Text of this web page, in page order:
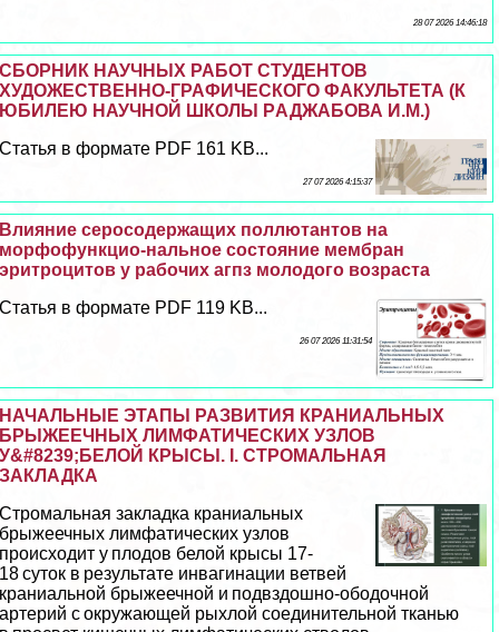
28 07 2026 14:46:18
СБОРНИК НАУЧНЫХ РАБОТ СТУДЕНТОВ
ХУДОЖЕСТВЕННО-ГРАФИЧЕСКОГО ФАКУЛЬТЕТА (К
ЮБИЛЕЮ НАУЧНОЙ ШКОЛЫ PАДЖАБОВА И.М.)
Статья в формате PDF 161 KB...
27 07 2026 4:15:37
Влияние серосодержащих поллютантов на
морфофункцио-нальное состояние мембран
эритроцитов у рабочих агпз молодого возраста
Статья в формате PDF 119 KB...
26 07 2026 11:31:54
НАЧАЛЬНЫЕ ЭТАПЫ РАЗВИТИЯ КРАНИАЛЬНЫХ
БРЫЖЕЕЧНЫХ ЛИМФАТИЧЕСКИХ УЗЛОВ
У&#8239;БЕЛОЙ КРЫСЫ. I. CТРОМАЛЬНАЯ
ЗАКЛАДКА
Стромальная закладка краниальных
брыжеечных лимфатических узлов
происходит у плодов белой крысы 17-
18 суток в результате инвaгинации ветвей
краниальной брыжеечной и подвздошно-ободочной
артерий с окружающей рыхлой соединительной тканью